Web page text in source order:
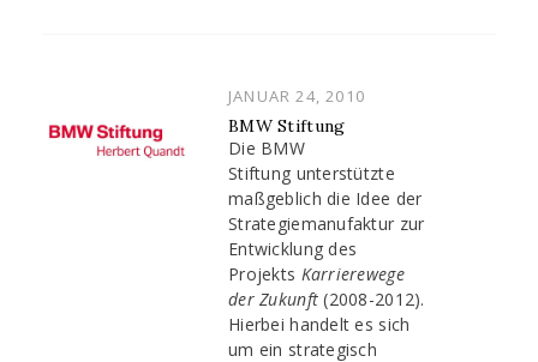
POSTED
ON
JANUAR 24, 2010
BMW Stiftung
Die BMW
Stiftung unterstützte
maßgeblich die Idee der
Strategiemanufaktur zur
Entwicklung des
Projekts Karrierewege
der Zukunft (2008-2012).
Hierbei handelt es sich
um ein strategisch